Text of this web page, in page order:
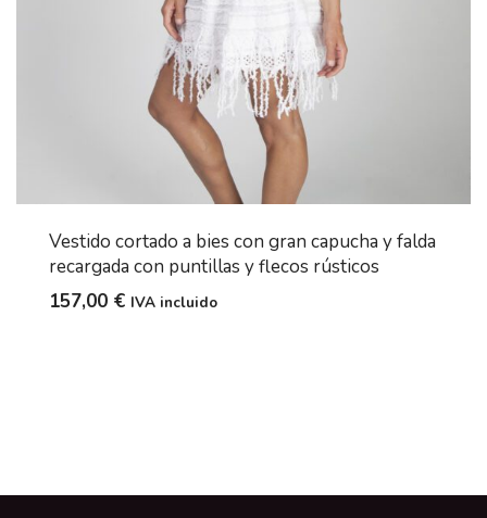
Vestido cortado a bies con gran capucha y falda
recargada con puntillas y flecos rústicos
157,00 € IVA incluido